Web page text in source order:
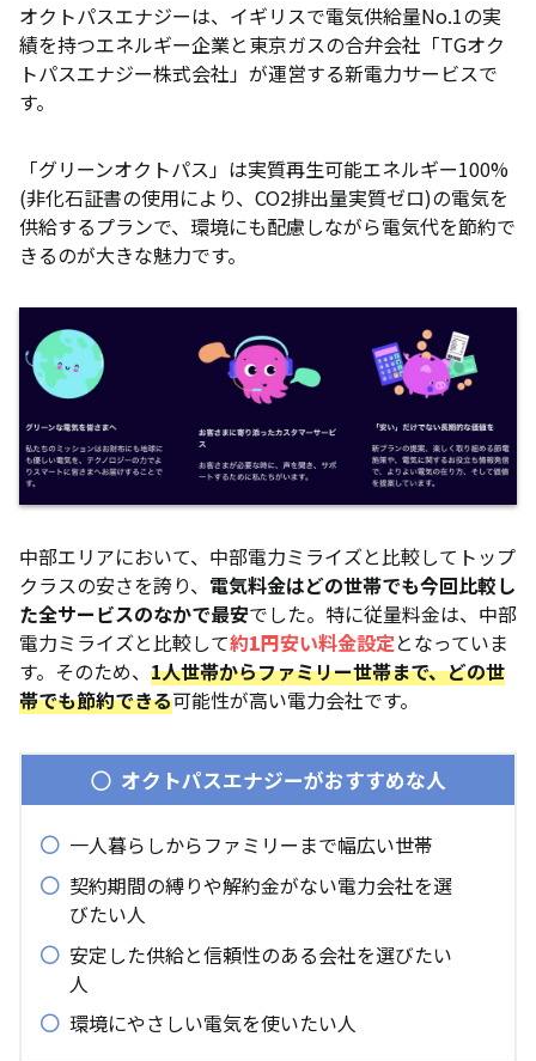
オクトパスエナジーは、イギリスで電気供給量No.1の実
績を持つエネルギー企業と東京ガスの合弁会社「TGオク
トパスエナジー株式会社」が運営する新電力サービスで
す。
「グリーンオクトパス」は実質再生可能エネルギー100%
(非化石証書の使用により、CO2排出量実質ゼロ)の電気を
供給するプランで、環境にも配慮しながら電気代を節約で
きるのが大きな魅力です。
中部エリアにおいて、中部電力ミライズと比較してトップ
クラスの安さを誇り、 電気料金はどの世帯でも今回比較し
た全サービスのなかで最安でした。特に従量料金は、中部
電力ミライズと比較して約1円安い料金設定となっていま
す。そのため、 1人世帯からファミリー世帯まで、どの世
帯でも節約できる可能性が高い電力会社です。
オクトパスエナジーがおすすめな人
一人暮らしからファミリーまで幅広い世帯
契約期間の縛りや解約金がない電力会社を選
びたい人
安定した供給と信頼性のある会社を選びたい
人
環境にやさしい電気を使いたい人